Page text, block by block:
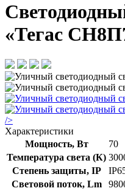
«Тегас
/>
Характеристики
Мощность, Вт
70
Температура света (К)
Степень защиты, IP
Световой поток, Lm